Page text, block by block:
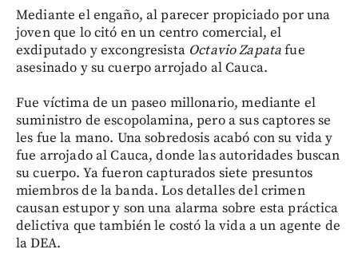
Mediante el engaño, al parecer propiciado por una
joven que lo citó en un centro comercial, el
exdiputado y excongresista Octavio Zapatafue
asesinado y su cuerpo arrojado al Cauca.
Fue víctima de un paseo millonario, mediante el
suministro de escopolamina, pero a sus captores se
les fue la mano. Una sobredosis acabó con su vida y
fue arrojado al Cauca, donde las autoridades buscan
su cuerpo. Ya fueron capturados siete presuntos
miembros de la banda. Los detalles del crimen
causan estupor y son una alarma sobre esta práctica
delictiva que también le costó la vida a un agente de
la DEA.